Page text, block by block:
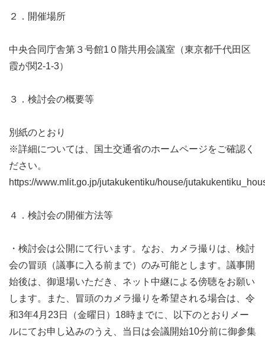
２．開催場所
中央合同庁舎第３号館1０階共用会議室（東京都千代田区
霞が関2-1-3）
３．検討会の概要等
別紙のとおり
※詳細については、国土交通省のホームページをご確認く
ださい。
https://www.mlit.go.jp/jutakukentiku/house/
４．検討会の開催方法等
・検討会は公開にて行います。なお、カメラ撮りは、検討
会の冒頭（議事に入る前まで）のみ可能とします。議事開
始後は、御退場いただき、ネット中継による傍聴をお願い
します。また、冒頭のカメラ撮りを希望される場合は、令
和3年4月23日（金曜日）18時までに、以下のとおりメー
ルにてお申し込みのうえ、当日は会議開始10分前に御参集